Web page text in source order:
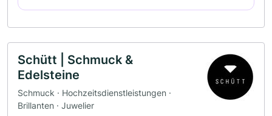
Schütt | Schmuck &
Edelsteine
Schmuck · Hochzeitsdienstleistungen ·
Brillanten · Juwelier